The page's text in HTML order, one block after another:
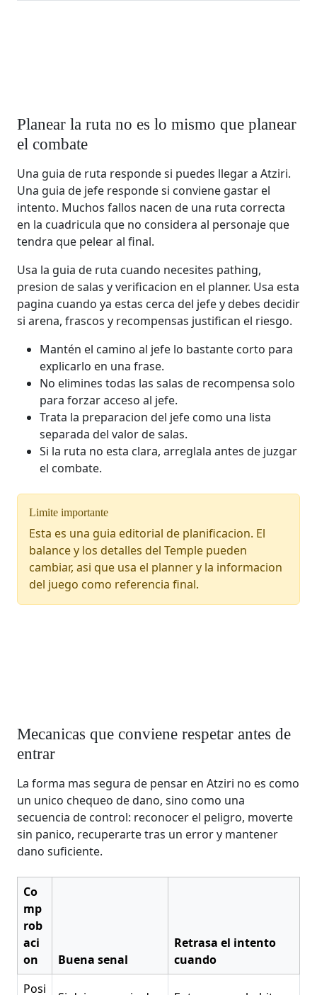
Planear la ruta no es lo mismo que planear
el combate
Una guia de ruta responde si puedes llegar a Atziri.
Una guia de jefe responde si conviene gastar el
intento. Muchos fallos nacen de una ruta correcta
en la cuadricula que no considera al personaje que
tendra que pelear al final.
Usa la guia de ruta cuando necesites pathing,
presion de salas y verificacion en el planner. Usa esta
pagina cuando ya estas cerca del jefe y debes decidir
si arena, frascos y recompensas justifican el riesgo.
Mantén el camino al jefe lo bastante corto para
explicarlo en una frase.
No elimines todas las salas de recompensa solo
para forzar acceso al jefe.
Trata la preparacion del jefe como una lista
separada del valor de salas.
Si la ruta no esta clara, arreglala antes de juzgar
el combate.
Limite importante
Esta es una guia editorial de planificacion. El
balance y los detalles del Temple pueden
cambiar, asi que usa el planner y la informacion
del juego como referencia final.
Mecanicas que conviene respetar antes de
entrar
La forma mas segura de pensar en Atziri no es como
un unico chequeo de dano, sino como una
secuencia de control: reconocer el peligro, moverte
sin panico, recuperarte tras un error y mantener
dano suficiente.
Co
mp
rob
aci
on
Buena senal
Retrasa el intento
cuando
Posi